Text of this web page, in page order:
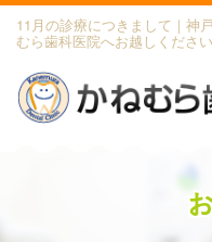
11月の診療につきまして｜神
むら歯科医院へお越しください